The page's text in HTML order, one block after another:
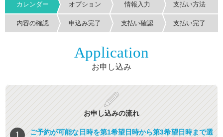
カレンダー オプション 情報入力 支払い方法
内容の確認 申込み完了 支払い確認 支払い完了
Application
お申し込み
お申し込みの流れ
ご予約が可能な日時を第1希望日時から第3希望日時まで選